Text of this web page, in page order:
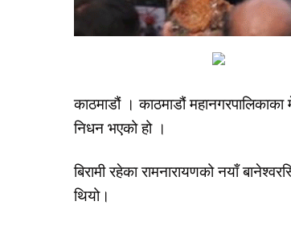
काठमाडौं । काठमाडौं
निधन भएको हो ।
बिरामी रहेका रामनारायणको नयाँ
थियो।